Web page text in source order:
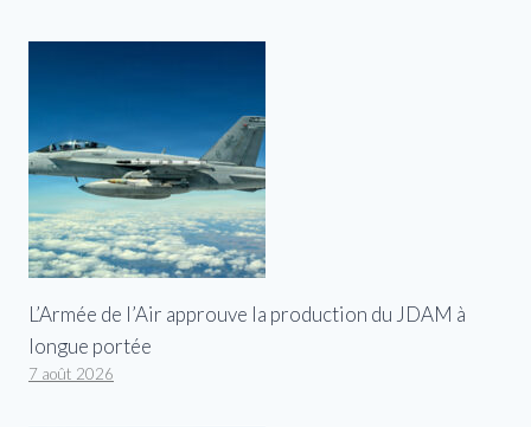
L’Armée de l’Air approuve la production du JDAM à
longue portée
7 août 2026